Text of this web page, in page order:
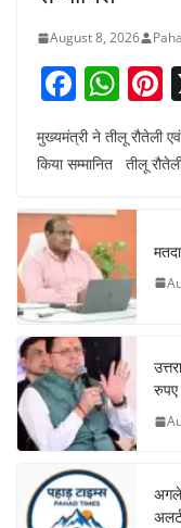
August 8, 2026
F
a
c
b
o
o
k
W
h
at
A
p
p
nt
मुख्यमंत्री ने तीलू रौतेली
किया सम्मानित तीलू
रुपए
अगले